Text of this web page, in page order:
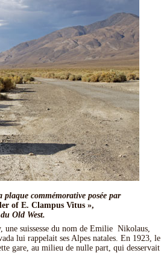
commémorative posée par
of E. Clampus Vitus »,
Old West.
suissesse du nom de Emilie Nikolaus,
lui rappelait ses Alpes natales. En 1923, le
gare, au milieu de nulle part, qui desservait